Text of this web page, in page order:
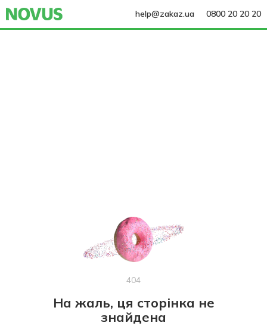
help@zakaz.ua 0800 20 20 20
404
На жаль, ця сторінка не
знайдена